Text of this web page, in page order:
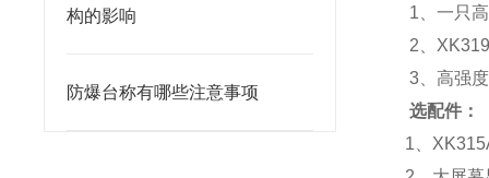
构的影响
防爆台称有哪些注意事项
1 、一只
2 、
3 、高强
选配件：
1 、